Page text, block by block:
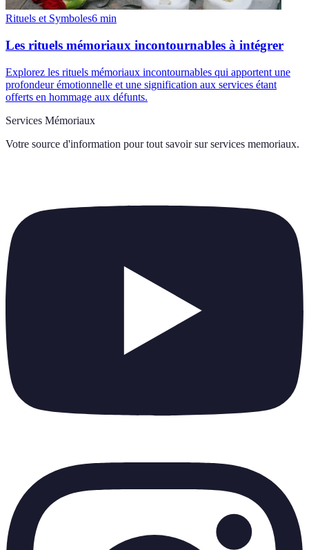
Rituels et Symboles6 min
Les rituels mémoriaux incontournables à intégrer
Explorez les rituels mémoriaux incontournables qui apportent une
profondeur émotionnelle et une signification aux services étant
offerts en hommage aux défunts.
Services Mémoriaux
Votre source d'information pour tout savoir sur services memoriaux.